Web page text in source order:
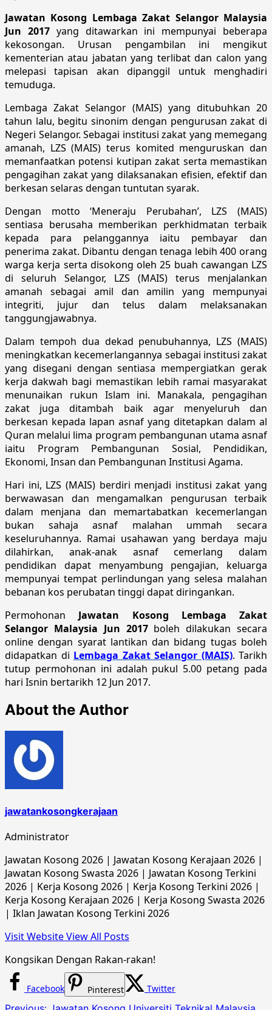
Jawatan Kosong Lembaga Zakat Selangor Malaysia
Jun 2017yang ditawarkan ini mempunyai beberapa
kekosongan. Urusan pengambilan ini mengikut
kementerian atau jabatan yang terlibat dan calon yang
melepasi tapisan akan dipanggil untuk menghadiri
temuduga.
Lembaga Zakat Selangor (MAIS) yang ditubuhkan 20
tahun lalu, begitu sinonim dengan pengurusan zakat di
Negeri Selangor. Sebagai institusi zakat yang memegang
amanah, LZS (MAIS) terus komited menguruskan dan
memanfaatkan potensi kutipan zakat serta memastikan
pengagihan zakat yang dilaksanakan efisien, efektif dan
berkesan selaras dengan tuntutan syarak.
Dengan motto ‘Meneraju Perubahan’, LZS (MAIS)
sentiasa berusaha memberikan perkhidmatan terbaik
kepada para pelanggannya iaitu pembayar dan
penerima zakat. Dibantu dengan tenaga lebih 400 orang
warga kerja serta disokong oleh 25 buah cawangan LZS
di seluruh Selangor, LZS (MAIS) terus menjalankan
amanah sebagai amil dan amilin yang mempunyai
integriti, jujur dan telus dalam melaksanakan
tanggungjawabnya.
Dalam tempoh dua dekad penubuhannya, LZS (MAIS)
meningkatkan kecemerlangannya sebagai institusi zakat
yang disegani dengan sentiasa mempergiatkan gerak
kerja dakwah bagi memastikan lebih ramai masyarakat
menunaikan rukun Islam ini. Manakala, pengagihan
zakat juga ditambah baik agar menyeluruh dan
berkesan kepada lapan asnaf yang ditetapkan dalam al
Quran melalui lima program pembangunan utama asnaf
iaitu Program Pembangunan Sosial, Pendidikan,
Ekonomi, Insan dan Pembangunan Institusi Agama.
Hari ini, LZS (MAIS) berdiri menjadi institusi zakat yang
berwawasan dan mengamalkan pengurusan terbaik
dalam menjana dan memartabatkan kecemerlangan
bukan sahaja asnaf malahan ummah secara
keseluruhannya. Ramai usahawan yang berdaya maju
dilahirkan, anak-anak asnaf cemerlang dalam
pendidikan dapat menyambung pengajian, keluarga
mempunyai tempat perlindungan yang selesa malahan
bebanan kos perubatan tinggi dapat diringankan.
Permohonan Jawatan Kosong Lembaga Zakat
Selangor Malaysia Jun 2017boleh dilakukan secara
online dengan syarat lantikan dan bidang tugas boleh
didapatkan di Lembaga Zakat Selangor (MAIS). Tarikh
tutup permohonan ini adalah pukul 5.00 petang pada
hari Isnin bertarikh 12 Jun 2017.
About the Author
jawatankosongkerajaan
Administrator
Jawatan Kosong 2026 | Jawatan Kosong Kerajaan 2026 |
Jawatan Kosong Swasta 2026 | Jawatan Kosong Terkini
2026 | Kerja Kosong 2026 | Kerja Kosong Terkini 2026 |
Kerja Kosong Kerajaan 2026 | Kerja Kosong Swasta 2026
| Iklan Jawatan Kosong Terkini 2026
Visit WebsiteView All Posts
Kongsikan Dengan Rakan-rakan!
Facebook Pinterest Twitter